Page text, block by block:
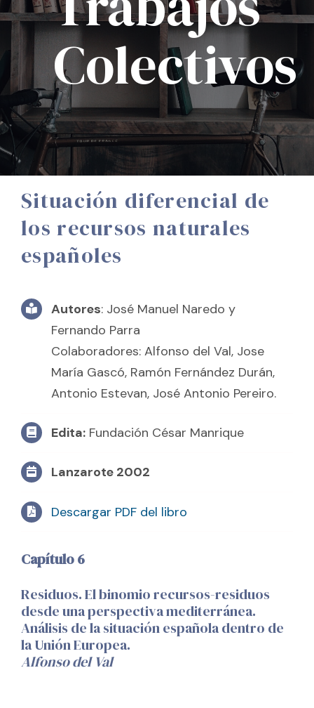
Colectivos
Situación diferencial de
los recursos naturales
españoles
Autores: José Manuel Naredo y
Fernando Parra
Colaboradores: Alfonso del Val, Jose
María Gascó, Ramón Fernández Durán,
Antonio Estevan, José Antonio Pereiro.
Edita: Fundación César Manrique
Lanzarote 2002
Descargar PDF del libro
Capítulo 6
Residuos. El binomio recursos-residuos
desde una perspectiva mediterránea.
Análisis de la situación española dentro de
la Unión Europea.
Alfonso del Val